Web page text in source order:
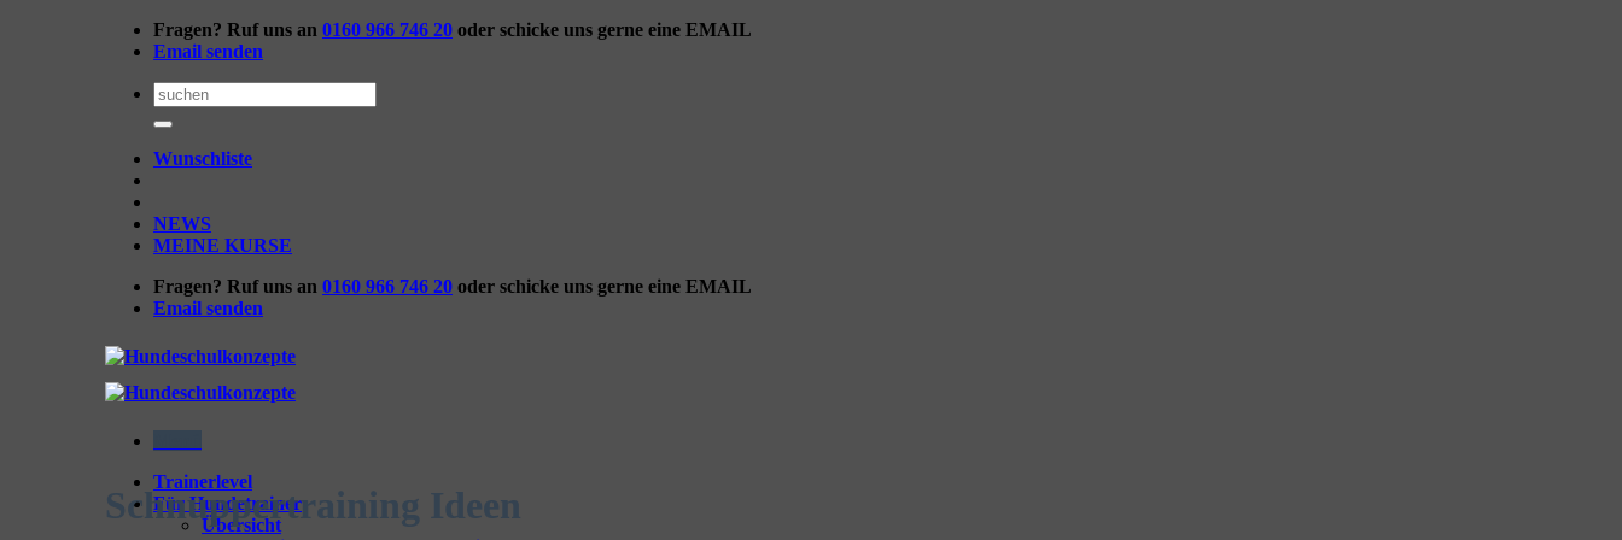
Fragen? Ruf uns an 0160 966 746 20 oder schicke uns gerne eine EMAIL
Email senden
Suchen
nach:
Wunschliste
NEWS
MEINE KURSE
Fragen? Ruf uns an 0160 966 746 20 oder schicke uns gerne eine EMAIL
Email senden
Trainerlevel
Für Hundetrainer
Übersicht
Schnuppertraining Ideen